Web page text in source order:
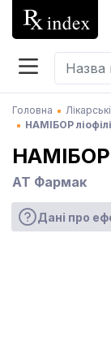
Головна
НАМІБОР
НАМІБОР
АТ Фармак
Дані про